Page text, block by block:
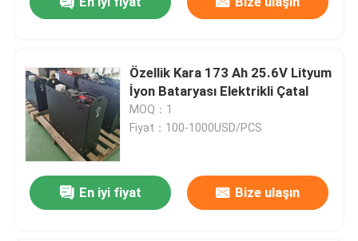
Ev
Özellik Kara 173 Ah 25.6V Lityum
İyon Bataryası Elektrikli Çatal
MOQ：1
Fiyat：100-1000USD/PCS
En iyi fiyat Bize ulaşın